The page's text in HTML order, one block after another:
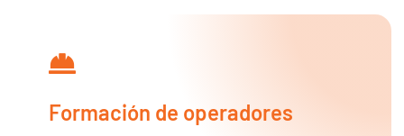
Formación de operadores